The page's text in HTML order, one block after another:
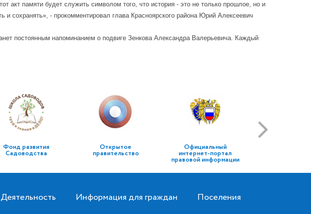
акт памяти будет служить символом того, что история - это не только прошлое, но и
сохранять», - прокомментировал глава Красноярского района Юрий Алексеевич
постоянным напоминанием о подвиге Зенкова Александра Валерьевича. Каждый
Фонд развития
Садоводства
Открытое
правительство
Официальный
интернет-портал
правовой информации
Деятельность Информация для граждан Поселения